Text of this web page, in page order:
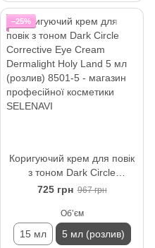
−25%
Коригуючий крем для повік
з тоном Dark Circle
Corrective Eye Cream
(розлив)
725 грн 967 грн
Обʼєм
15 мл 5 мл (розлив)